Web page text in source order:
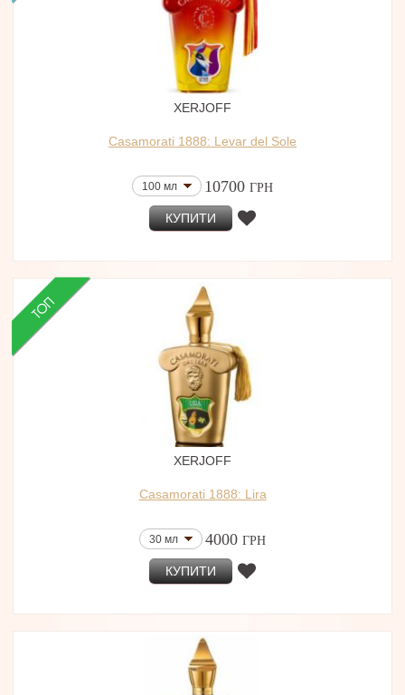
XERJOFF
Casamorati 1888: Levar del Sole
100 мл 10700 ГРН
КУПИТИ
XERJOFF
Casamorati 1888: Lira
30 мл 4000 ГРН
КУПИТИ